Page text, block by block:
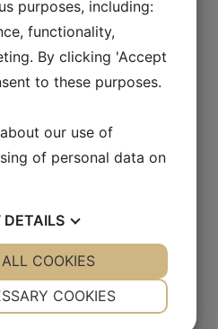
purposes, including:
functionality,
By clicking 'Accept
to these purposes.
our use of
of personal data on
DETAILS
YES NO
COOKIES
COOKIES